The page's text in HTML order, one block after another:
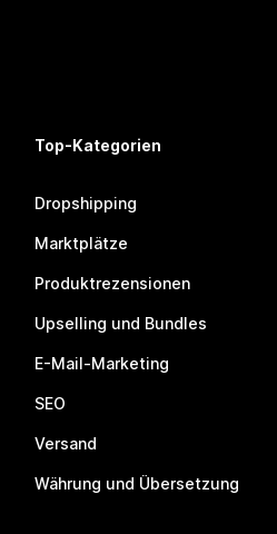
Top-Kategorien
Dropshipping
Marktplätze
Produktrezensionen
Upselling und Bundles
E-Mail-Marketing
SEO
Versand
Währung und Übersetzung